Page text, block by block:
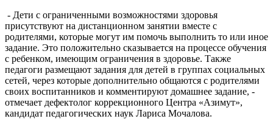
- Дети с ограниченными возможностями здоровья
присутствуют на дистанционном занятии вместе с
родителями, которые могут им помочь выполнить то или иное
задание. Это положительно сказывается на процессе обучения
с ребенком, имеющим ограничения в здоровье. Также
педагоги размещают задания для детей в группах социальных
сетей, через которые дополнительно общаются с родителями
своих воспитанников и комментируют домашнее задание, -
отмечает дефектолог коррекционного Центра «Азимут»,
кандидат педагогических наук Лариса Мочалова.